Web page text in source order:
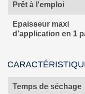
Prêt à l'emploi
Epaisseur maxi
d'application en 1
Temps de séchage